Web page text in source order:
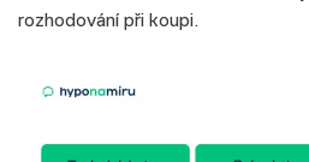
rozhodování při koupi.